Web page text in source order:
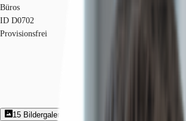
Büros
ID D0702
Provisionsfrei
15 Bildergalerie